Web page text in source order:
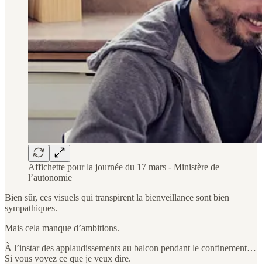
Affichette pour la journée du 17 mars - Ministère de
l’autonomie
Bien sûr, ces visuels qui transpirent la bienveillance sont bien
sympathiques.
Mais cela manque d’ambitions.
À l’instar des applaudissements au balcon pendant le confinement…
Si vous voyez ce que je veux dire.